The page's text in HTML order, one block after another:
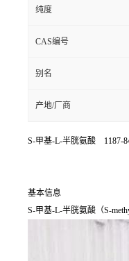
纯度
CAS编号
别名
产地/厂商
S-甲基-L-半胱氨酸 1187-
基本信息
S-甲基-L-半胱氨酸（S-